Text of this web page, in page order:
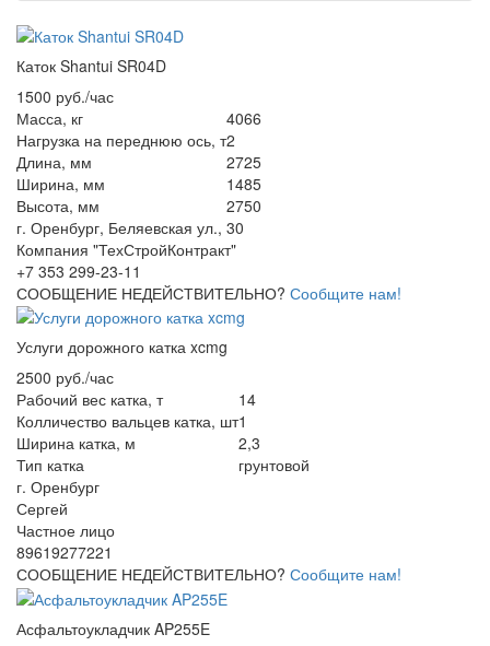
Каток Shantui SR04D
1500 руб./час
Масса, кг
4066
Нагрузка на переднюю ось, т2
Длина, мм
2725
Ширина, мм
1485
Высота, мм
2750
г. Оренбург, Беляевская ул., 30
Компания "ТехСтройКонтракт"
+7 353 299-23-11
СООБЩЕНИЕ НЕДЕЙСТВИТЕЛЬНО? Сообщите нам!
Услуги дорожного катка xcmg
2500 руб./час
Рабочий вес катка, т
14
Колличество вальцев катка, шт1
Ширина катка, м
2,3
Тип катка
грунтовой
г. Оренбург
Сергей
Частное лицо
89619277221
СООБЩЕНИЕ НЕДЕЙСТВИТЕЛЬНО? Сообщите нам!
Асфальтоукладчик AP255E